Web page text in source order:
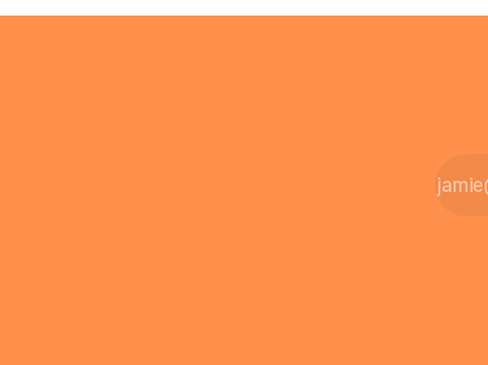
Intensivpflege bietet genau diese
zahlt